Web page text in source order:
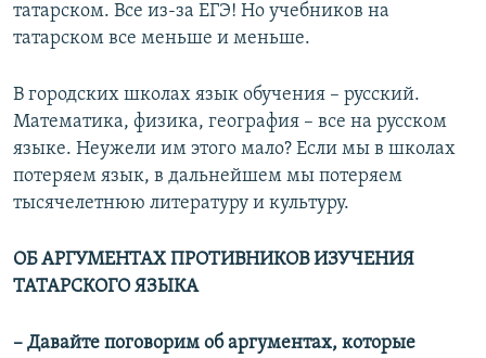
татарском. Все из-за ЕГЭ! Но учебников на
татарском все меньше и меньше.
В городских школах язык обучения –​ русский.
Математика, физика, география –​ все на русском
языке. Неужели им этого мало? Если мы в школах
потеряем язык, в дальнейшем мы потеряем
тысячелетнюю литературу и культуру.
ОБ АРГУМЕНТАХ ПРОТИВНИКОВ ИЗУЧЕНИЯ
ТАТАРСКОГО ЯЗЫКА
–​ Давайте поговорим об аргументах, которые